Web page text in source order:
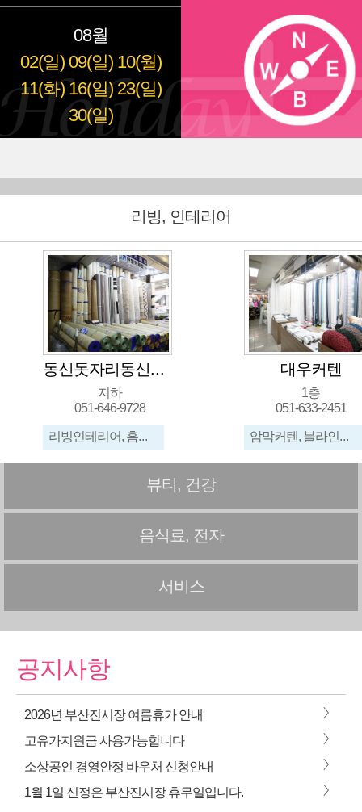
08월
02(일) 09(일) 10(월)
11(화) 16(일) 23(일)
30(일)
리빙, 인테리어
대우커텐
1층
051-633-2451
암막커텐, 블라인드, 커텐원단, 우드블라인드, 콤비블라인드, 롤스크린, 쿠션
제일이불
지하
051-643-1818
뷰티, 건강
음식료, 전자
서비스
공지사항
2026년 부산진시장 여름휴가 안내 >
고유가지원금 사용가능합니다 >
소상공인 경영안정 바우처 신청안내 >
1월 1일 신정은 부산진시장 휴무일입니다. >